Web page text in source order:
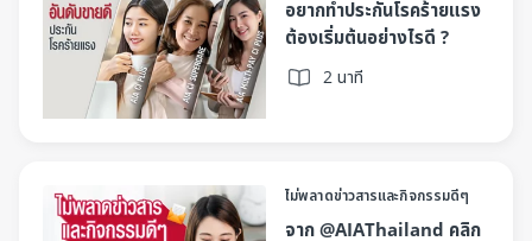
อยากทำประกันโรคร้ายแรง
ต้องเริ่มต้นอย่างไรดี ?
2 นาที
ไม่พลาดข่าวสารและกิจกรรมดีๆ
จาก @AIAThailand คลิก